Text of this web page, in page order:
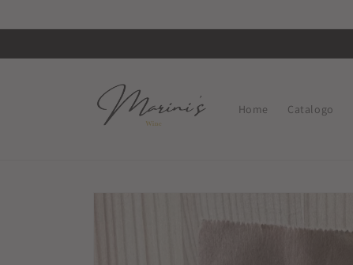
ai contenuti
Home Catalogo
Passa alle